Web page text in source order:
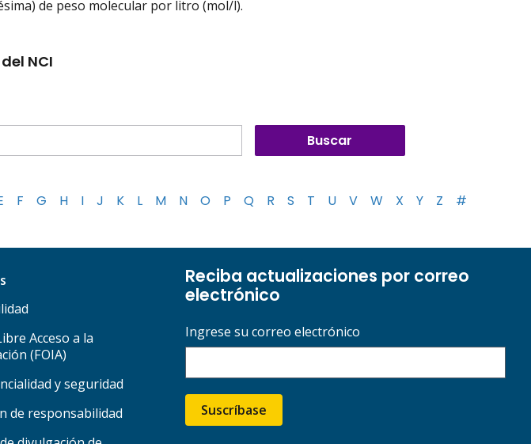
de peso molecular por litro (mol/l).
NCI
F G H I J K L M N O P Q R S T U V W X Y Z #
Acceso a la
(FOIA)
y seguridad
de responsabilidad
Reciba actualizaciones por correo
electrónico
Ingrese su correo electrónico
Suscríbase